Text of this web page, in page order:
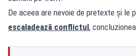
De aceea are nevoie de pretexte și le
escaladează conflictul,